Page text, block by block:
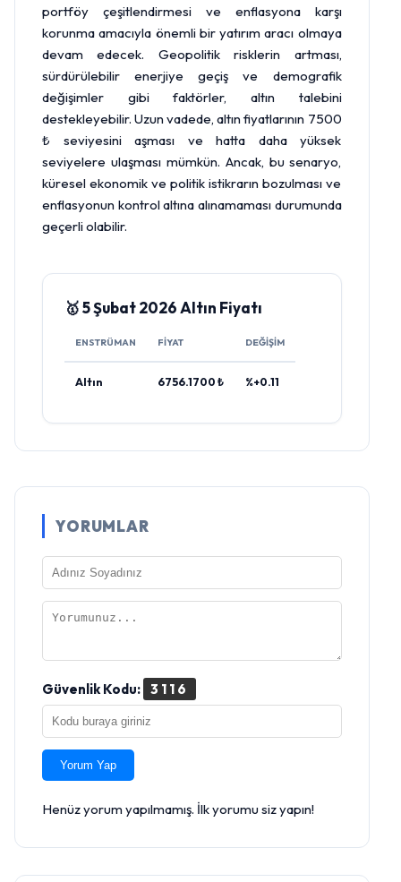
portföy çeşitlendirmesi ve enflasyona karşı
korunma amacıyla önemli bir yatırım aracı olmaya
devam edecek. Geopolitik risklerin artması,
sürdürülebilir enerjiye geçiş ve demografik
değişimler gibi faktörler, altın talebini
destekleyebilir. Uzun vadede, altın fiyatlarının 7500
₺ seviyesini aşması ve hatta daha yüksek
seviyelere ulaşması mümkün. Ancak, bu senaryo,
küresel ekonomik ve politik istikrarın bozulması ve
enflasyonun kontrol altına alınamaması durumunda
geçerli olabilir.
🥇 5 Şubat 2026 Altın Fiyatı
ENSTRÜMAN FIYAT DEĞIŞIM
Altın 6756.1700 ₺ %+0.11
YORUMLAR
Güvenlik Kodu: 3116
Yorum Yap
Henüz yorum yapılmamış. İlk yorumu siz yapın!